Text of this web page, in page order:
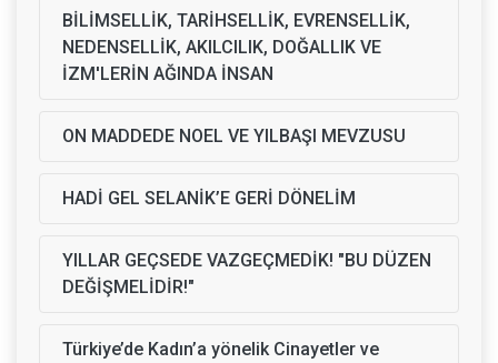
BİLİMSELLİK, TARİHSELLİK, EVRENSELLİK,
NEDENSELLİK, AKILCILIK, DOĞALLIK VE
İZM'LERİN AĞINDA İNSAN
ON MADDEDE NOEL VE YILBAŞI MEVZUSU
HADİ GEL SELANİK’E GERİ DÖNELİM
YILLAR GEÇSEDE VAZGEÇMEDİK! "BU DÜZEN
DEĞİŞMELİDİR!"
Türkiye’de Kadın’a yönelik Cinayetler ve